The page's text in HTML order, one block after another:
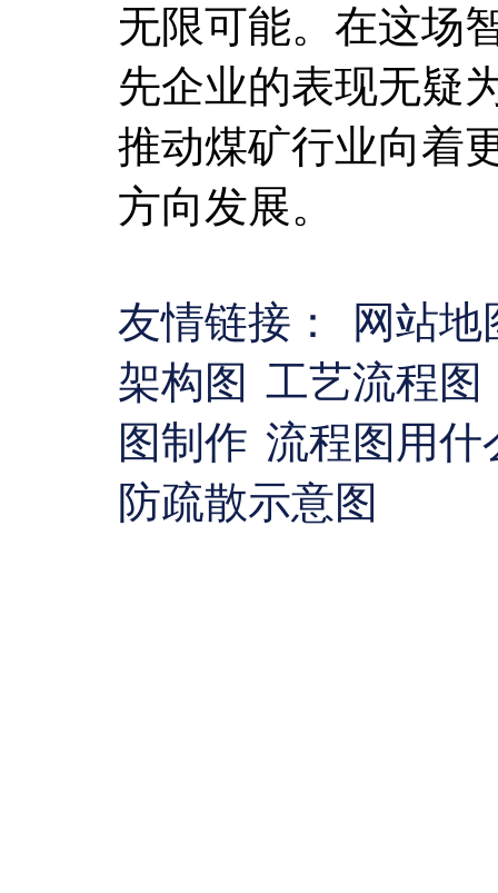
无限可能。在这场
先企业的表现无疑
推动煤矿行业向着
方向发展。
友情链接：
网站
架构图 工艺流程图
图制作 流程图用
防疏散示意图